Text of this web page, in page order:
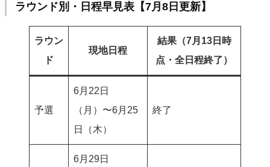
ラウンド別・日程早見表【7月8日更新】
ラウン
ド
現地日程
結果（7月13日時
点・全日程終了）
予選
6月22日
（月）〜6月25
日（木）
終了
6月29日